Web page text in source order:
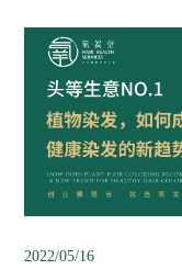
2022/05/16